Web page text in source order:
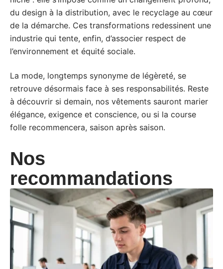
du design à la distribution, avec le recyclage au cœur
de la démarche. Ces transformations redessinent une
industrie qui tente, enfin, d’associer respect de
l’environnement et équité sociale.
La mode, longtemps synonyme de légèreté, se
retrouve désormais face à ses responsabilités. Reste
à découvrir si demain, nos vêtements sauront marier
élégance, exigence et conscience, ou si la course
folle recommencera, saison après saison.
Nos
recommandations